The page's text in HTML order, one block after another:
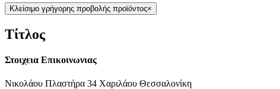
Κλείσιμο γρήγορης προβολής προϊόντος×
Τίτλος
Στοιχεια Επικοινωνιας
Νικολάου Πλαστήρα 34 Χαριλάου Θεσσαλονίκη